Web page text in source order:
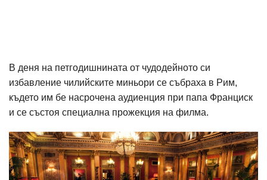
В деня на петгодишнината от чудодейното си
избавление чилийските миньори се събраха в Рим,
където им бе насрочена аудиенция при папа Франциск
и се състоя специална прожекция на филма.